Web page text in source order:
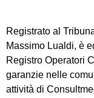
Registrato al
Massimo Lualdi, è
Registro Operatori
garanzie nelle
attività di